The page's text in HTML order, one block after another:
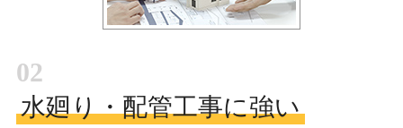
02
水廻り・配管工事に強い